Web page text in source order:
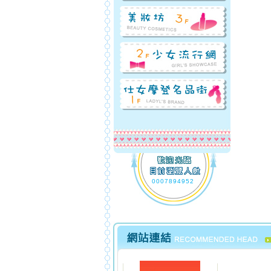
0007894952